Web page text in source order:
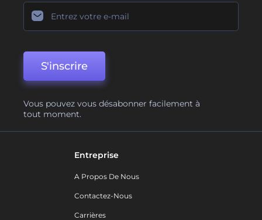
S'inscrire
Vous pouvez vous désabonner facilement à
tout moment.
Entreprise
A Propos De Nous
Contactez-Nous
Carrières